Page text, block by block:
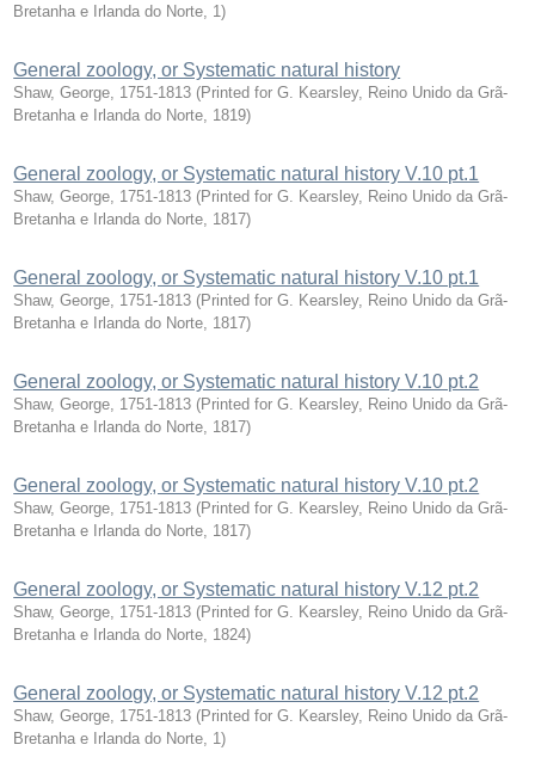
Bretanha e Irlanda do Norte 1)
General zoology, or Systematic natural history
Shaw, George, 1751-1813 (Printed for G. Kearsley, Reino Unido da Grã-
Bretanha e Irlanda do Norte 1819)
General zoology, or Systematic natural history V.10 pt.1
Shaw, George, 1751-1813 (Printed for G. Kearsley, Reino Unido da Grã-
Bretanha e Irlanda do Norte 1817)
General zoology, or Systematic natural history V.10 pt.1
Shaw, George, 1751-1813 (Printed for G. Kearsley, Reino Unido da Grã-
Bretanha e Irlanda do Norte 1817)
General zoology, or Systematic natural history V.10 pt.2
Shaw, George, 1751-1813 (Printed for G. Kearsley, Reino Unido da Grã-
Bretanha e Irlanda do Norte 1817)
General zoology, or Systematic natural history V.10 pt.2
Shaw, George, 1751-1813 (Printed for G. Kearsley, Reino Unido da Grã-
Bretanha e Irlanda do Norte 1817)
General zoology, or Systematic natural history V.12 pt.2
Shaw, George, 1751-1813 (Printed for G. Kearsley, Reino Unido da Grã-
Bretanha e Irlanda do Norte 1824)
General zoology, or Systematic natural history V.12 pt.2
Shaw, George, 1751-1813 (Printed for G. Kearsley, Reino Unido da Grã-
Bretanha e Irlanda do Norte 1)